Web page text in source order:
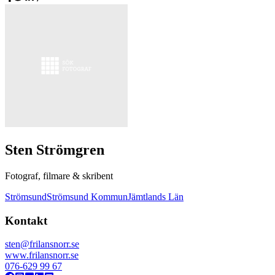
Sten Strömgren
Fotograf, filmare & skribent
StrömsundStrömsund KommunJämtlands Län
Kontakt
sten@frilansnorr.se
www.frilansnorr.se
076-629 99 67